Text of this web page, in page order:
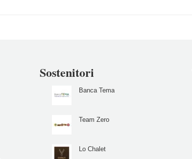
Sostenitori
Banca Tema
Team Zero
Lo Chalet